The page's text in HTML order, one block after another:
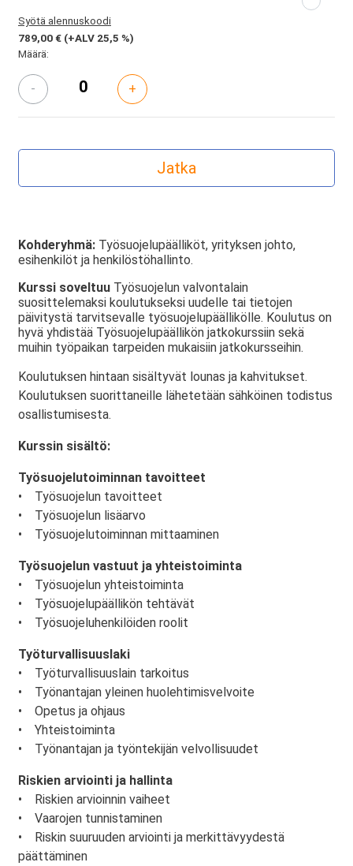
Syötä alennuskoodi
789,00 € (+ALV 25,5 %)
Määrä:
- +
Kohderyhmä: Työsuojelupäälliköt, yrityksen johto,
esihenkilöt ja henkilöstöhallinto.
Kurssi soveltuu Työsuojelun valvontalain
suosittelemaksi koulutukseksi uudelle tai tietojen
päivitystä tarvitsevalle työsuojelupäällikölle. Koulutus on
hyvä yhdistää Työsuojelupäällikön jatkokurssiin sekä
muihin työpaikan tarpeiden mukaisiin jatkokursseihin.
Koulutuksen hintaan sisältyvät lounas ja kahvitukset.
Koulutuksen suorittaneille lähetetään sähköinen todistus
osallistumisesta.
Kurssin sisältö:
Työsuojelutoiminnan tavoitteet
• Työsuojelun tavoitteet
• Työsuojelun lisäarvo
• Työsuojelutoiminnan mittaaminen
Työsuojelun vastuut ja yhteistoiminta
• Työsuojelun yhteistoiminta
• Työsuojelupäällikön tehtävät
• Työsuojeluhenkilöiden roolit
Työturvallisuuslaki
• Työturvallisuuslain tarkoitus
• Työnantajan yleinen huolehtimisvelvoite
• Opetus ja ohjaus
• Yhteistoiminta
• Työnantajan ja työntekijän velvollisuudet
Riskien arviointi ja hallinta
• Riskien arvioinnin vaiheet
• Vaarojen tunnistaminen
• Riskin suuruuden arviointi ja merkittävyydestä
päättäminen